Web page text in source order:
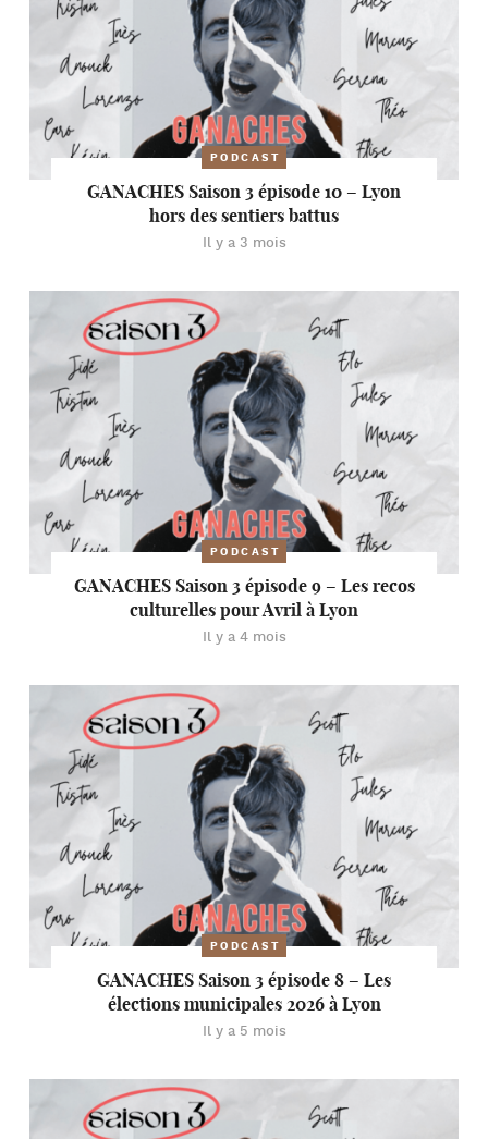
PODCAST
GANACHES Saison 3 épisode 10 – Lyon
hors des sentiers battus
Il y a 3 mois
PODCAST
GANACHES Saison 3 épisode 9 – Les recos
culturelles pour Avril à Lyon
Il y a 4 mois
PODCAST
GANACHES Saison 3 épisode 8 – Les
élections municipales 2026 à Lyon
Il y a 5 mois